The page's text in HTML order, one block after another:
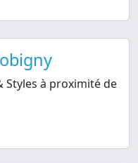
Styles à proximité de